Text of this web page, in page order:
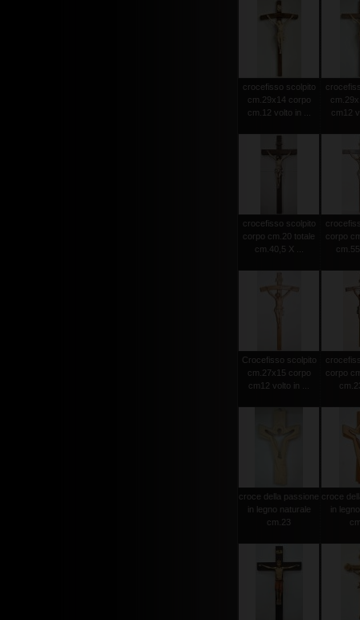
crocefisso scolpito
cm.29x14 corpo
cm.12 volto in ...
cm12
crocefisso scolpito
corpo cm.20 totale
cm.40,5 X ...
corpo
Crocefisso scolpito
cm.27x15 corpo
cm12 volto in ...
corpo
croce della passione
in legno naturale
cm.23
croce
in